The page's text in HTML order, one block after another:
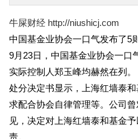
牛屎财经 http://niushicj.com
中国基金业协会一口气发布了5
9月23日，中国基金业协会一口
实际控制人郑玉峰均赫然在列。
处分决定书显示，上海红墙泰
求配合协会自律管理等。公司
见，决定对上海红墙泰和基金
责。